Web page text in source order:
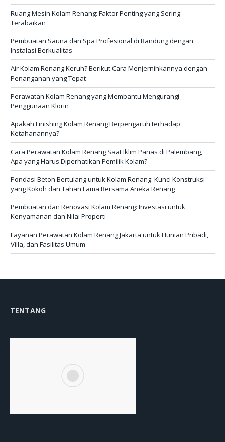
Ruang Mesin Kolam Renang: Faktor Penting yang Sering
Terabaikan
Pembuatan Sauna dan Spa Profesional di Bandung dengan
Instalasi Berkualitas
Air Kolam Renang Keruh? Berikut Cara Menjernihkannya dengan
Penanganan yang Tepat
Perawatan Kolam Renang yang Membantu Mengurangi
Penggunaan Klorin
Apakah Finishing Kolam Renang Berpengaruh terhadap
Ketahanannya?
Cara Perawatan Kolam Renang Saat Iklim Panas di Palembang,
Apa yang Harus Diperhatikan Pemilik Kolam?
Pondasi Beton Bertulang untuk Kolam Renang: Kunci Konstruksi
yang Kokoh dan Tahan Lama Bersama Aneka Renang
Pembuatan dan Renovasi Kolam Renang: Investasi untuk
Kenyamanan dan Nilai Properti
Layanan Perawatan Kolam Renang Jakarta untuk Hunian Pribadi,
Villa, dan Fasilitas Umum
TENTANG